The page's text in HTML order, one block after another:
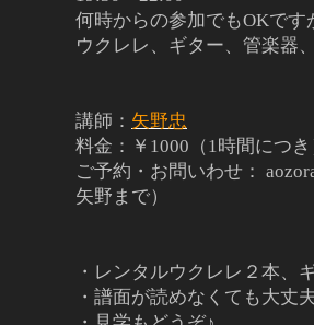
何時からの参加でもOKで
ウクレレ、ギター、管楽器
講師： 矢野忠
料金：￥1000（1時間につ
ご予約・お問いわせ：
矢野まで）
・レンタルウクレレ２本、
・譜面が読めなくても大丈